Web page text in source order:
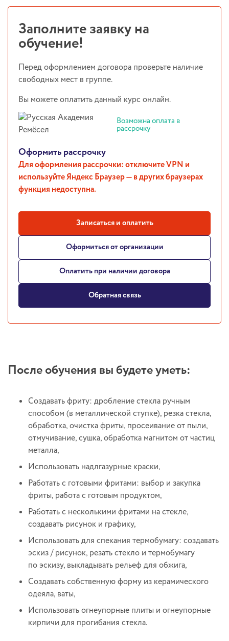
Заполните заявку на
обучение!
Перед оформлением договора проверьте наличие
свободных мест в группе.
Вы можете оплатить данный курс онлайн.
Возможна оплата в
рассрочку
Оформить рассрочку
Для оформления рассрочки: отключите VPN и
используйте Яндекс Браузер — в других браузерах
функция недоступна.
Записаться и оплатить
Оформиться от организации
Оплатить при наличии договора
Обратная связь
После обучения вы будете уметь:
Создавать фриту: дробление стекла ручным
способом (в металлической ступке), резка стекла,
обработка, очистка фриты, просеивание от пыли,
отмучивание, сушка, обработка магнитом от частиц
металла,
Использовать надлгазурные краски,
Работать с готовыми фритами: выбор и закупка
фриты, работа с готовым продуктом,
Работать с несколькими фритами на стекле,
создавать рисунок и графику,
Использовать для спекания термобумагу: создавать
эскиз / рисунок, резать стекло и термобумагу
по эскизу, выкладывать рельеф для обжига,
Создавать собственную форму из керамического
одеяла, ваты,
Использовать огнеупорные плиты и огнеупорные
кирпичи для прогибания стекла.